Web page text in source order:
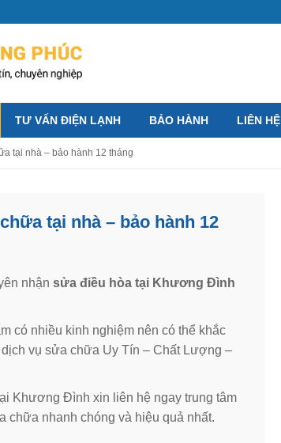
TƯ VẤN ĐIỆN LẠNH BẢO HÀNH LIÊN HỆ
tại nhà – bảo hành 12 tháng
tại nhà – bảo hành 12
nhận sửa điều hòa tại Khương Đình
có nhiều kinh nghiệm nên có thể khắc
vụ sửa chữa Uy Tín – Chất Lượng –
Khương Đình xin liên hệ ngay trung tâm
chữa nhanh chóng và hiệu quả nhất.